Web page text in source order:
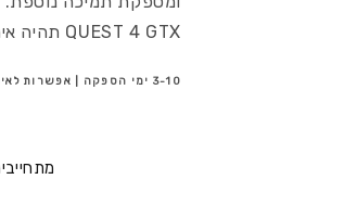
עמידות
למים
לגברים
QUEST 4 GTX תהיה איתך בכל שלב.
3-10 ימי הספקה | אפשרות לאיסוף עצמי מגיסין 78 פ״ת